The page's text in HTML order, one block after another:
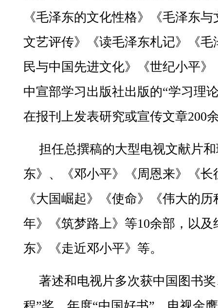
《毛泽东的文化性格》《毛泽东
文艺评传》《读毛泽东札记》《
民与中国先进文化》《世纪小平
中宣部学习出版社出版的“学习理
在报刊上发表研究或宣传文章200
担任总撰稿的大型电视文献片
东》、《邓小平》《周恩来》《
《大国崛起》《使命》《伟大的
年》《筑梦路上》等10余部，以
东》《走近邓小平》等。
著述和电视片多次获中国图书